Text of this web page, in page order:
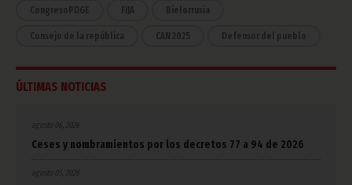
CongresoPDGE FIJA Bielorrusia
Consejo de la república CAN 2025 Defensor del pueblo
ÚLTIMAS NOTICIAS
agosto 06, 2026
Ceses y nombramientos por los decretos 77 a 94 de 2026